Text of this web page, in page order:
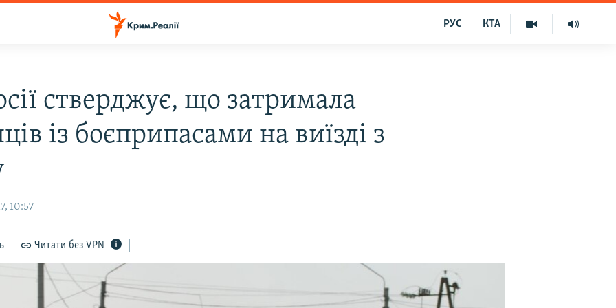
КТА
РУС
стверджує, що затримала
із боєприпасами на виїзді з
10:57
Читати без VPN